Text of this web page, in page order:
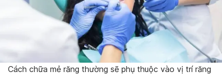
Cách chữa mẻ răng thường sẽ phụ thuộc vào vị trí răng